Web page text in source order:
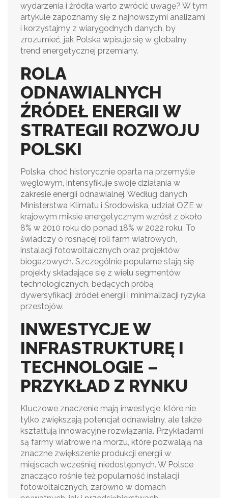
wydarzenia i źródła warto zwrócić uwagę? W tym
artykule zapoznamy się z najnowszymi analizami
i korzystajmy z wiarygodnych danych, by
zrozumieć, jak Polska wpisuje się w globalny
trend energetycznej przemiany.
ROLA
ODNAWIALNYCH
ŹRÓDEŁ ENERGII W
STRATEGII ROZWOJU
POLSKI
Polska, choć historycznie oparta na przemyśle
węglowym, intensyfikuje swoje działania w
zakresie energii odnawialnej. Według danych
Ministerstwa Klimatu i Środowiska, udział OZE w
krajowym miksie energetycznym wzrósł z około
8% w 2010 roku do ponad 18% w 2022 roku. To
świadczy o rosnącej roli farm wiatrowych,
instalacji fotowoltaicznych oraz projektów
biogazowych. Szczególnie popularne stają się
projekty składające się z wielu segmentów
technologicznych, będących próbą
dywersyfikacji źródeł energii i minimalizacji ryzyka
przestojów.
INWESTYCJE W
INFRASTRUKTURĘ I
TECHNOLOGIE –
PRZYKŁAD Z RYNKU
Kluczowe znaczenie mają inwestycje, które nie
tylko zwiększają potencjał odnawialny, ale także
kształtują innowacyjne rozwiązania. Przykładami
są farmy wiatrowe na morzu, które pozwalają na
znaczne zwiększenie produkcji energii w
miejscach wcześniej niedostępnych. W Polsce
znacząco rośnie też popularność instalacji
fotowoltaicznych, zarówno w domach